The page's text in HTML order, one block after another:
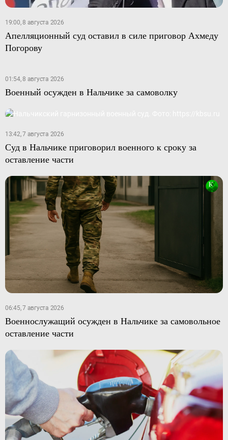
19:00, 8 августа 2026
Апелляционный суд оставил в силе приговор Ахмеду
Погорову
01:54, 8 августа 2026
Военный осужден в Нальчике за самоволку
13:42, 7 августа 2026
Суд в Нальчике приговорил военного к сроку за
оставление части
06:45, 7 августа 2026
Военнослужащий осужден в Нальчике за самовольное
оставление части